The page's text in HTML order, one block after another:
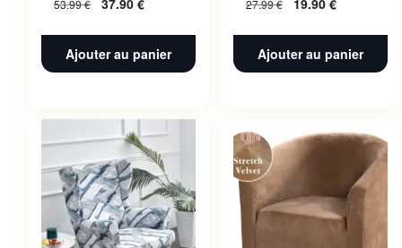
53.99€
Ajouter au panier
45 X 45 Cm
27.99€
Ajouter au panier